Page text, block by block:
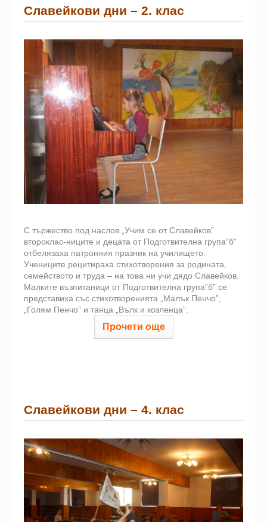
Славейкови дни – 2. клас
С тържество под наслов „Учим се от Славейков”
второклас-ниците и децата от Подготвителна група”б”
отбелязаха патронния празник на училището.
Учениците рецитираха стихотворения за родината,
семейството и труда – на това ни учи дядо Славейков.
Малките възпитаници от Подготвителна група”б” се
представиха със стихотворенията „Малък Пенчо”,
„Голям Пенчо” и танца „Вълк и козленца”.
Прочети още
Славейкови дни – 4. клас